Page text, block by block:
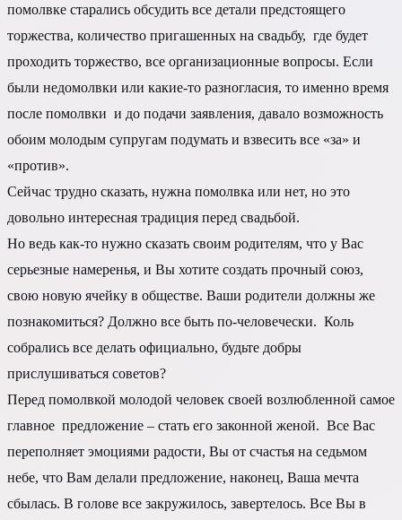
помолвке старались обсудить все детали предстоящего
торжества, количество пригашенных на свадьбу, где будет
проходить торжество, все организационные вопросы. Если
были недомолвки или какие-то разногласия, то именно время
после помолвки и до подачи заявления, давало возможность
обоим молодым супругам подумать и взвесить все «за» и
«против».
Сейчас трудно сказать, нужна помолвка или нет, но это
довольно интересная традиция перед свадьбой.
Но ведь как-то нужно сказать своим родителям, что у Вас
серьезные намеренья, и Вы хотите создать прочный союз,
свою новую ячейку в обществе. Ваши родители должны же
познакомиться? Должно все быть по-человечески. Коль
собрались все делать официально, будьте добры
прислушиваться советов?
Перед помолвкой молодой человек своей возлюбленной самое
главное предложение – стать его законной женой. Все Вас
переполняет эмоциями радости, Вы от счастья на седьмом
небе, что Вам делали предложение, наконец, Ваша мечта
сбылась. В голове все закружилось, завертелось. Все Вы в